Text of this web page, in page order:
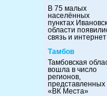
В 75 малых
населённых
пунктах
области
связь и интернет
Тамбов
Тамбовская
вошла в число
регионов,
представленных
«ВК Места»